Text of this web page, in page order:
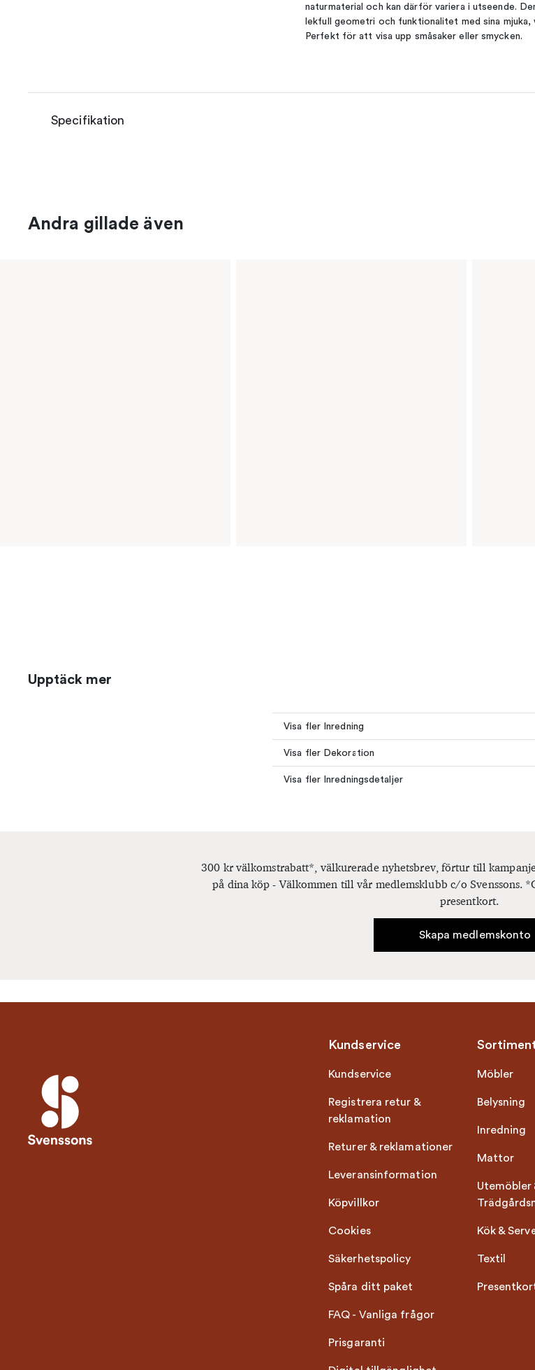
naturmaterial och kan därför variera i utseende.
lekfull geometri och funktionalitet med sina mjuka,
Perfekt för att visa upp småsaker eller smycken.
Specifikation
Andra gillade även
Upptäck mer
Visa fler Inredning
Visa fler Dekoration
Visa fler Inredningsdetaljer
300 kr välkomstrabatt*, välkurerade nyhetsbrev, förtur till
på dina köp - Välkommen till vår medlemsklubb c/o Svenssons.
presentkort.
Skapa medlemskonto
Kundservice
Kundservice
Registrera retur &
reklamation
Returer & reklamationer
Leveransinformation
Köpvillkor
Cookies
Säkerhetspolicy
Spåra ditt paket
FAQ - Vanliga frågor
Prisgaranti
Möbler
Belysning
Inredning
Mattor
Utemöbler
Kök &
Textil